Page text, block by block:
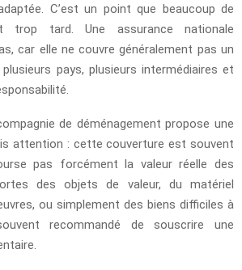
C’est un point que beaucoup de
trop tard. Une assurance nationale
car elle ne couvre généralement pas un
pays, plusieurs intermédiaires et
de déménagement propose une
attention : cette couverture est souvent
pas forcément la valeur réelle des
des objets de valeur, du matériel
ou simplement des biens difficiles à
recommandé de souscrire une